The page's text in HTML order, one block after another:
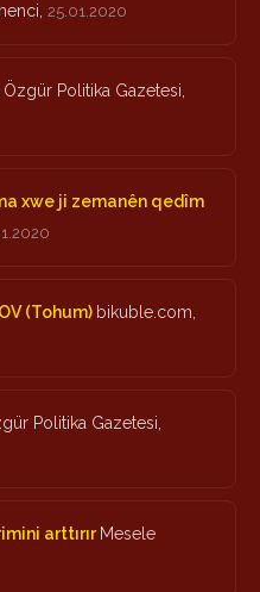
25.01.2020
Özgür Politika Gazetesi,
xwe ji zemanên qedîm
(Tohum) bikuble.com,
Politika Gazetesi,
arttırır Mesele